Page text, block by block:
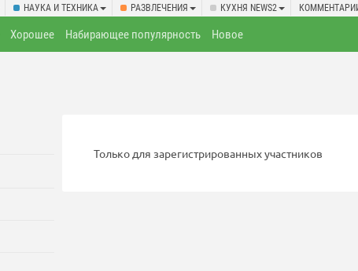
НАУКА И ТЕХНИКА РАЗВЛЕЧЕНИЯ КУХНЯ NEWS2
Хорошее Набирающее популярность Новое
Только для зарегистрированных участников